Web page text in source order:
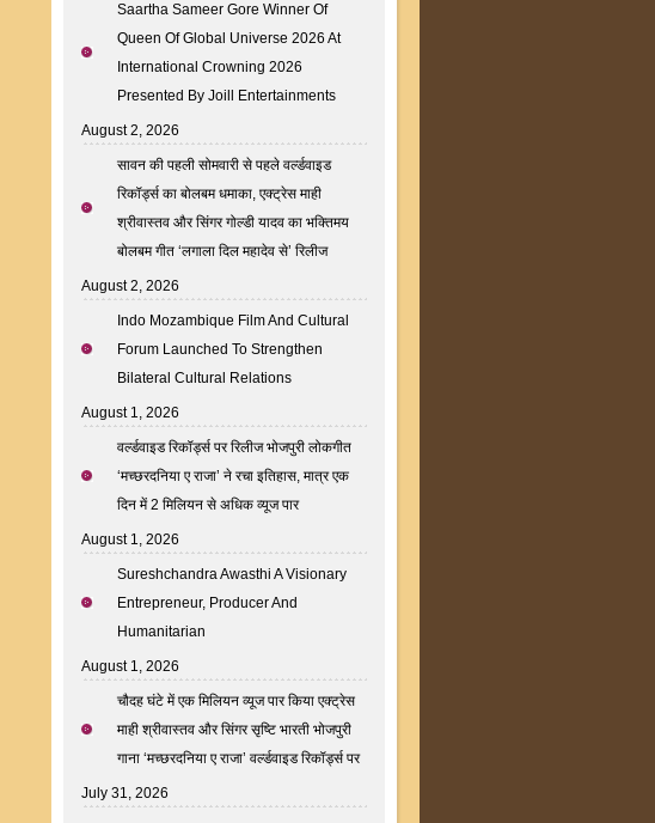
Saartha Sameer Gore Winner Of
Queen Of Global Universe 2026 At
International Crowning 2026
Presented By Joill Entertainments
August 2, 2026
सावन की पहली सोमवारी से पहले वर्ल्डवाइड
रिकॉर्ड्स का बोलबम धमाका, एक्ट्रेस माही
श्रीवास्तव और सिंगर गोल्डी यादव का भक्तिमय
बोलबम गीत ‘लगाला दिल महादेव से’ रिलीज
August 2, 2026
Indo Mozambique Film And Cultural
Forum Launched To Strengthen
Bilateral Cultural Relations
August 1, 2026
वर्ल्डवाइड रिकॉर्ड्स पर रिलीज भोजपुरी लोकगीत
‘मच्छरदनिया ए राजा’ ने रचा इतिहास, मात्र एक
दिन में 2 मिलियन से अधिक व्यूज पार
August 1, 2026
Sureshchandra Awasthi A Visionary
Entrepreneur, Producer And
Humanitarian
August 1, 2026
चौदह घंटे में एक मिलियन व्यूज पार किया एक्ट्रेस
माही श्रीवास्तव और सिंगर सृष्टि भारती भोजपुरी
गाना ‘मच्छरदनिया ए राजा’ वर्ल्डवाइड रिकॉर्ड्स पर
July 31, 2026